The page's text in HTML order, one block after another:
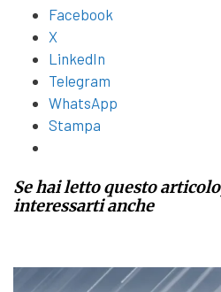
Facebook
X
LinkedIn
Telegram
WhatsApp
Stampa
Se hai letto questo
interessarti anche